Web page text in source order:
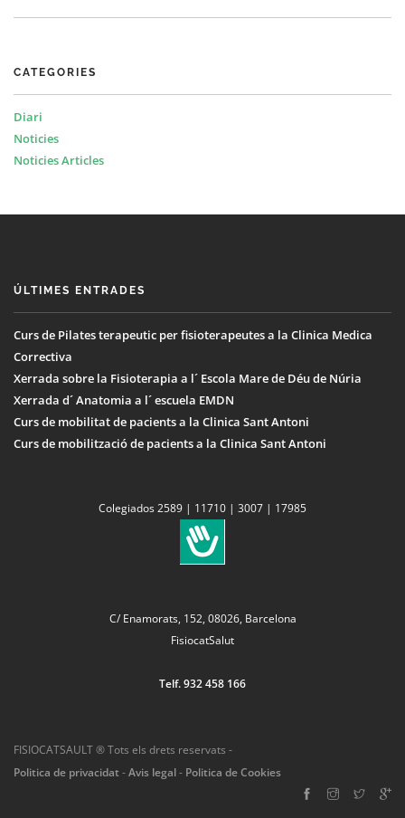
CATEGORIES
Diari
Noticies
Noticies Articles
ÚLTIMES ENTRADES
Curs de Pilates terapeutic per fisioterapeutes a la Clinica Medica
Correctiva
Xerrada sobre la Fisioterapia a l´ Escola Mare de Déu de Núria
Xerrada d´ Anatomia a l´ escuela EMDN
Curs de mobilitat de pacients a la Clinica Sant Antoni
Curs de mobilització de pacients a la Clinica Sant Antoni
Colegiados 2589 | 11710 | 3007 | 17985
C/ Enamorats, 152, 08026, Barcelona
FisiocatSalut
Telf. 932 458 166
FISIOCATSAULT ® Tots els drets reservats -
Politica de privacidat-Avis legal- Politica de Cookies